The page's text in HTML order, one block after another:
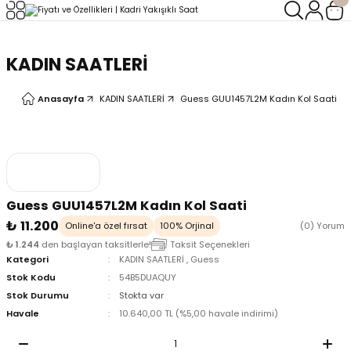
KADIN SAATLERİ
Anasayfa KADIN SAATLERİ Guess GUU1457L2M Kadın Kol Saati
Guess GUU1457L2M Kadın Kol Saati
₺ 11.200
Online'a özel fırsat 100% Orjinal
(0) Yorum
₺ 1.244 den başlayan taksitlerle!
Taksit Seçenekleri
Kategori
KADIN SAATLERİ , Guess
Stok Kodu
54B5DUAQUY
Stok Durumu
Stokta var
Havale
10.640,00 TL (%5,00 havale indirimi)
Geri Dön
Geri Dön